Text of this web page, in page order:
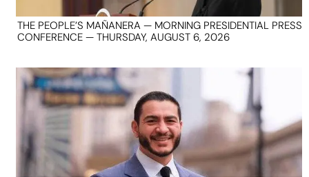
THE PEOPLE’S MAÑANERA — MORNING PRESIDENTIAL PRESS
CONFERENCE — THURSDAY, AUGUST 6, 2026